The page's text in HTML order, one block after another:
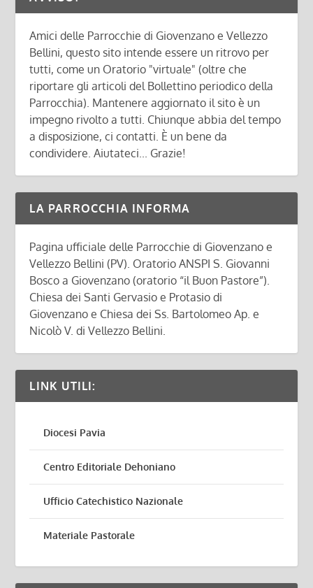
Amici delle Parrocchie di Giovenzano e Vellezzo
Bellini, questo sito intende essere un ritrovo per
tutti, come un Oratorio "virtuale" (oltre che
riportare gli articoli del Bollettino periodico della
Parrocchia). Mantenere aggiornato il sito è un
impegno rivolto a tutti. Chiunque abbia del tempo
a disposizione, ci contatti. È un bene da
condividere. Aiutateci... Grazie!
LA PARROCCHIA INFORMA
Pagina ufficiale delle Parrocchie di Giovenzano e
Vellezzo Bellini (PV). Oratorio ANSPI S. Giovanni
Bosco a Giovenzano (oratorio “il Buon Pastore”).
Chiesa dei Santi Gervasio e Protasio di
Giovenzano e Chiesa dei Ss. Bartolomeo Ap. e
Nicolò V. di Vellezzo Bellini.
LINK UTILI:
Diocesi Pavia
Centro Editoriale Dehoniano
Ufficio Catechistico Nazionale
Materiale Pastorale